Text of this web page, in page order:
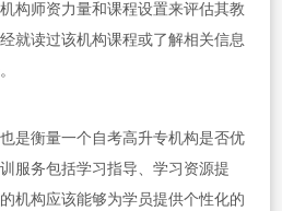
构师资力量和课程设置来评估其教
就读过该机构课程或了解相关信息
是衡量一个自考高升专机构是否优
服务包括学习指导、学习资源提
机构应该能够为学员提供个性化的